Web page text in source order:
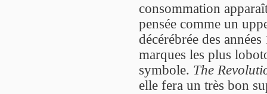
consommation
pensée comme un
décérébrée des
marques les plus
symbole. The
elle fera un très bon